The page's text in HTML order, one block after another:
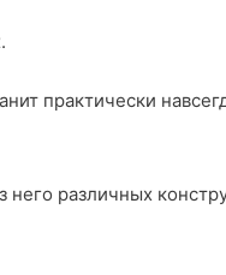
практически
различных